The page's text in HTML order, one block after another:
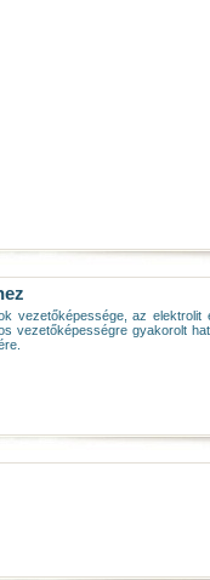
vezetőképessége, az elektrolit
vezetőképességre gyakorolt